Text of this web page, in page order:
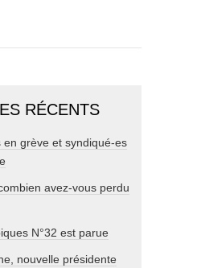
RÉCENTS
grève et syndiqué-es
avez-vous perdu
N°32 est parue
nouvelle présidente